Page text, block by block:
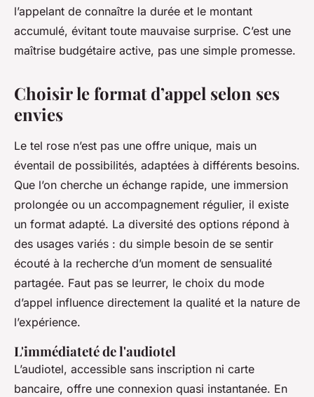
l’appelant de connaître la durée et le montant
accumulé, évitant toute mauvaise surprise. C’est une
maîtrise budgétaire active, pas une simple promesse.
Choisir le format d’appel selon ses
envies
Le tel rose n’est pas une offre unique, mais un
éventail de possibilités, adaptées à différents besoins.
Que l’on cherche un échange rapide, une immersion
prolongée ou un accompagnement régulier, il existe
un format adapté. La diversité des options répond à
des usages variés : du simple besoin de se sentir
écouté à la recherche d’un moment de sensualité
partagée. Faut pas se leurrer, le choix du mode
d’appel influence directement la qualité et la nature de
l’expérience.
L'immédiateté de l'audiotel
L’audiotel, accessible sans inscription ni carte
bancaire, offre une connexion quasi instantanée. En